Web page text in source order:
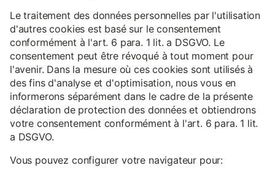
Le traitement des données personnelles par l'utilisation
d'autres cookies est basé sur le consentement
conformément à l'art. 6 para. 1 lit. a DSGVO. Le
consentement peut être révoqué à tout moment pour
l'avenir. Dans la mesure où ces cookies sont utilisés à
des fins d'analyse et d'optimisation, nous vous en
informerons séparément dans le cadre de la présente
déclaration de protection des données et obtiendrons
votre consentement conformément à l'art. 6 para. 1 lit.
a DSGVO.
Vous pouvez configurer votre navigateur pour: